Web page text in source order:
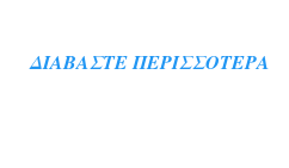
ΔΙΑΒΆΣΤΕ ΠΕΡΙΣΣΌΤΕΡΑ